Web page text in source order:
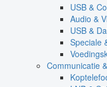
USB &
Audio &
USB &
Speciale
Communicatie